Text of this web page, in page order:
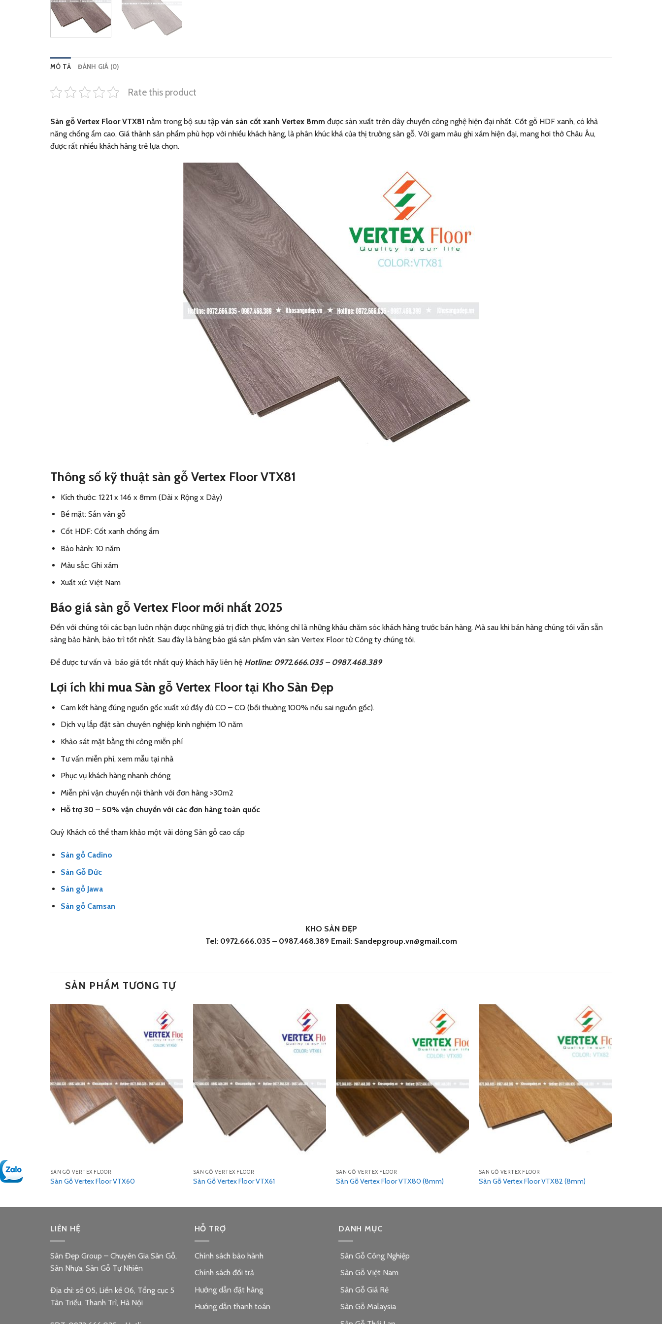
MÔ TẢ ĐÁNH GIÁ (0)
Rate this product
Sàn gỗ Vertex Floor VTX81 nằm trong bộ sưu tập ván sàn cốt xanh Vertex 8mm được sản xuất trên dây chuyền công nghệ hiện đại nhất. Cốt gỗ HDF xanh, có khả
năng chống ẩm cao. Giá thành sản phẩm phù hợp với nhiều khách hàng, là phân khúc khá của thị trường sàn gỗ. Với gam màu ghi xám hiện đại, mang hơi thở Châu Âu,
được rất nhiều khách hàng trẻ lựa chọn.
Thông số kỹ thuật sàn gỗ Vertex Floor VTX81
Kích thước: 1221 x 146 x 8mm (Dài x Rộng x Dày)
Bề mặt: Sần vân gỗ
Cốt HDF: Cốt xanh chống ẩm
Bảo hành: 10 năm
Màu sắc: Ghi xám
Xuất xứ: Việt Nam
Báo giá sàn gỗ Vertex Floor mới nhất 2025
Đến với chúng tôi các bạn luôn nhận được những giá trị đích thực, không chỉ là những khâu chăm sóc khách hàng trước bán hàng. Mà sau khi bán hàng chúng tôi vẫn sẵn
sàng bảo hành, bảo trì tốt nhất. Sau đây là bảng báo giá sản phẩm ván sàn Vertex Floor từ Công ty chúng tôi.
Để được tư vấn và báo giá tốt nhất quý khách hãy liên hệ Hotline: 0972.666.035 – 0987.468.389
Lợi ích khi mua Sàn gỗ Vertex Floor tại Kho Sàn Đẹp
Cam kết hàng đúng nguồn gốc xuất xứ đầy đủ CO – CQ (bồi thường 100% nếu sai nguồn gốc).
Dịch vụ lắp đặt sàn chuyên nghiệp kinh nghiệm 10 năm
Khảo sát mặt bằng thi công miễn phí
Tư vấn miễn phí, xem mẫu tại nhà
Phục vụ khách hàng nhanh chóng
Miễn phí vận chuyển nội thành với đơn hàng >30m2
Hỗ trợ 30 – 50% vận chuyển với các đơn hàng toàn quốc
Quý Khách có thể tham khảo một vài dòng Sàn gỗ cao cấp
Sàn gỗ Cadino
Sàn Gỗ Đức
Sàn gỗ Jawa
Sàn gỗ Camsan
KHO SÀN ĐẸP
Tel: 0972.666.035 – 0987.468.389 Email: Sandepgroup.vn@gmail.com
SẢN PHẨM TƯƠNG TỰ
Add
to
wishlist
SÀN GỖ VERTEX FLOOR
Sàn Gỗ Vertex Floor VTX60
Add
to
wishlist
SÀN GỖ VERTEX FLOOR
Sàn Gỗ Vertex Floor VTX61
to
wishlist
SÀN GỖ VERTEX FLOOR
Sàn Gỗ Vertex Floor VTX80 (8mm)
to
wishlist
SÀN GỖ VERTEX FLOOR
Sàn Gỗ Vertex Floor VTX82 (8mm)
LIÊN HỆ
Sàn Đẹp Group – Chuyên Gia Sàn Gỗ,
Sàn Nhựa, Sàn Gỗ Tự Nhiên
Địa chỉ: số 05, Liền kề 06, Tổng cục 5
Tân Triều, Thanh Trì, Hà Nội
HỖ TRỢ
Chính sách bảo hành
Chính sách đổi trả
Hướng dẫn đặt hàng
Hướng dẫn thanh toán
DANH MỤC
Sàn Gỗ Công Nghiệp
Sàn Gỗ Việt Nam
Sàn Gỗ Giá Rẻ
Sàn Gỗ Malaysia